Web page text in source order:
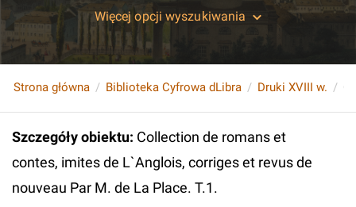
Więcej opcji wyszukiwania
Strona główna Biblioteka Cyfrowa dLibra Druki XVIII w.
Szczegóły obiektu: Collection de romans et
contes, imites de L`Anglois, corriges et revus de
nouveau Par M. de La Place. T.1.